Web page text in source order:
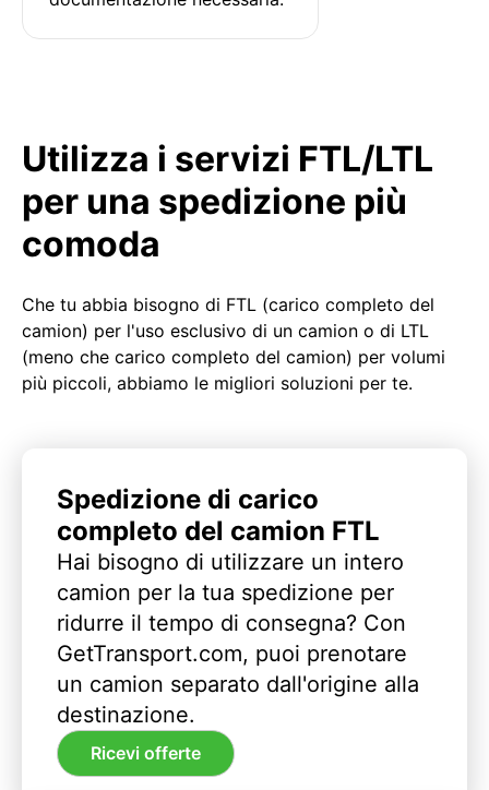
Utilizza i servizi FTL/LTL
per una spedizione più
comoda
Che tu abbia bisogno di FTL (carico completo del
camion) per l'uso esclusivo di un camion o di LTL
(meno che carico completo del camion) per volumi
più piccoli, abbiamo le migliori soluzioni per te.
Spedizione di carico
completo del camion FTL
Hai bisogno di utilizzare un intero
camion per la tua spedizione per
ridurre il tempo di consegna? Con
GetTransport.com, puoi prenotare
un camion separato dall'origine alla
destinazione.
Ricevi offerte